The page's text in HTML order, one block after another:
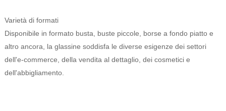
Varietà di formati
Disponibile in formato busta, buste piccole, borse a fondo piatto e
altro ancora, la glassine soddisfa le diverse esigenze dei settori
dell'e-commerce, della vendita al dettaglio, dei cosmetici e
dell'abbigliamento.